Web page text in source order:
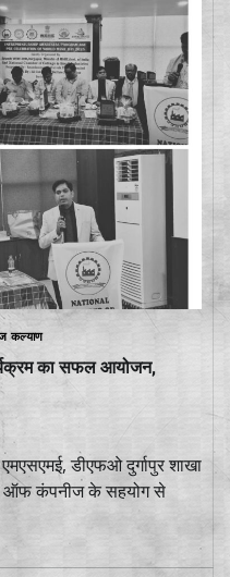
कल्याण
का सफल आयोजन,
डीएफओ दुर्गापुर शाखा
ऑफ कंपनीज के सहयोग से